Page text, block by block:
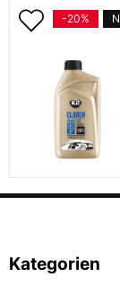
-20%
Kategorien